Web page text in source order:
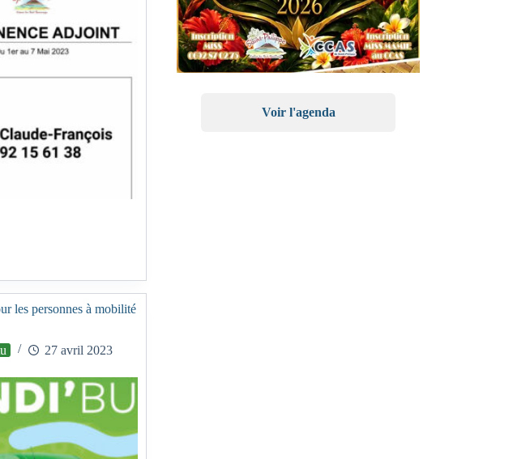
les personnes à mobilité
27 avril 2023
Voir l'agenda